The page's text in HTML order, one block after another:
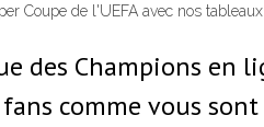
Coupe de l'UEFA avec nos
des Champions en
comme vous